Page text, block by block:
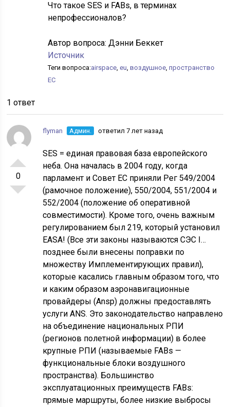
Что такое SES и FABs, в терминах
непрофессионалов?
Автор вопроса:Дэнни Беккет
Источник
Теги вопроса:airspace,eu,воздушное,пространство
ЕС
1 ответ
0
flyman Админ. ответил 7 лет назад
SES = единая правовая база европейского
неба. Она началась в 2004 году, когда
парламент и Совет ЕС приняли Рег 549/2004
(рамочное положение), 550/2004, 551/2004 и
552/2004 (положение об оперативной
совместимости). Кроме того, очень важным
регулированием был 219, который установил
EASA! (Все эти законы называются СЭС I…
позднее были внесены поправки по
множеству Имплементирующих правил),
которые касались главным образом того, что
и каким образом аэронавигационные
провайдеры (Ansp) должны предоставлять
услуги ANS. Это законодательство направлено
на объединение национальных РПИ
(регионов полетной информации) в более
крупные РПИ (называемые FABs —
функциональные блоки воздушного
пространства). Большинство
эксплуатационных преимуществ FABs:
прямые маршруты, более низкие выбросы